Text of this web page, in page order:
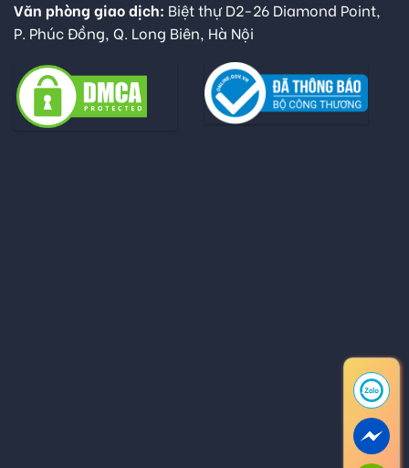
Văn phòng giao dịch: Biệt thự D2-26 Diamond Point,
P. Phúc Đồng, Q. Long Biên, Hà Nội